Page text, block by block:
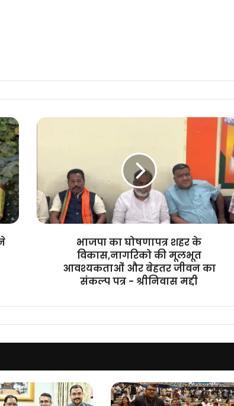
भाजपा
विकास,नागरिको
की
मूलभूत
आवश्यकताओं
-
भाजपा का घोषणापत्र शहर के
विकास,नागरिको की मूलभूत
आवश्यकताओं और बेहतर जीवन का
संकल्प पत्र - श्रीनिवास मद्दी